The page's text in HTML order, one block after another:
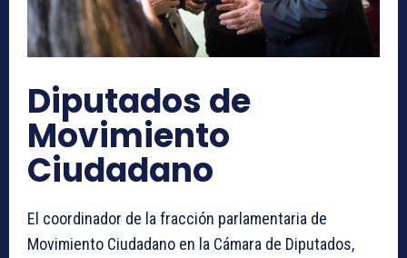
Diputados de
Movimiento
Ciudadano
El coordinador de la fracción parlamentaria de
Movimiento Ciudadano en la Cámara de Diputados,